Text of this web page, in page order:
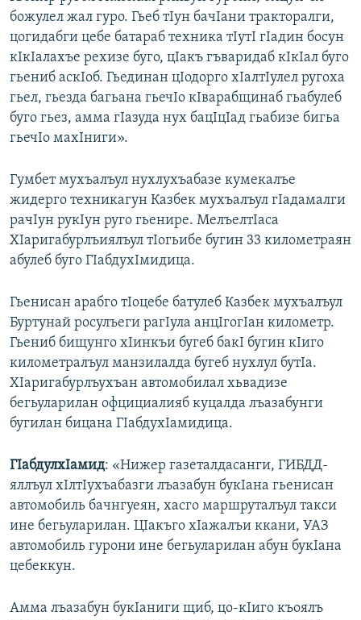
божулел жал гуро. Гьеб тIун бачIани тракторалги,
цогидабги цебе батараб техника тIутI гIадин босун
кIкIалахъе рехизе буго, цIакъ гъваридаб кIкIал буго
гьениб аскIоб. Гьединан цIодорго хIалтIулел ругоха
гьел, гьезда багьана гьечIо кIварабщинаб гьабулеб
буго гьез, амма гIазуда нух бацIцIад гьабизе бигьа
гьечIо махIниги».
Гумбет мухъалъул нухлухъабазе кумекалъе
жидерго техникагун Казбек мухъалъул гIадамалги
рачIун рукIун руго гьенире. МелъелтIаса
ХIаригабурлъиялъул тIогьибе бугин 33 километраян
абулеб буго ГIабдухIмидица.
Гьенисан арабго тIоцебе батулеб Казбек мухъалъул
Буртунай росулъеги рагIула анцIгогIан километр.
Гьениб бищунго хIинкъи бугеб бакI бугин кIиго
километралъул манзилалда бугеб нухлул бутIа.
ХIаригабурлъухъан автомобилал хьвадизе
бегьуларилан офцициалияб куцалда лъазабунги
бугилан бицана ГIабдухIамидица.
ГIабдулхIамид: «Нижер газеталдасанги, ГИБДД-
яллъул хIлтIухъабазги лъазабун букIана гьенисан
автомобиль бачнгуеян, хасго маршруталъул такси
ине бегьуларилан. ЦIакъго хIажалъи ккани, УАЗ
автомобиль гурони ине бегьуларилан абун букIана
цебеккун.
Амма лъазабун букIаниги щиб, цо-кIиго къоялъ